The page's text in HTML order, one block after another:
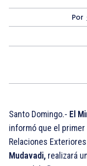
Por
Santo Domingo.- El
informó que el
Relaciones
Mudavadi, realizará